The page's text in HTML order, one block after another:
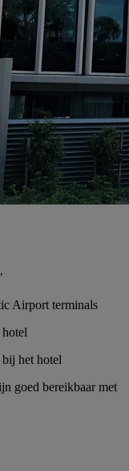
Airport terminals
het hotel
goed bereikbaar met